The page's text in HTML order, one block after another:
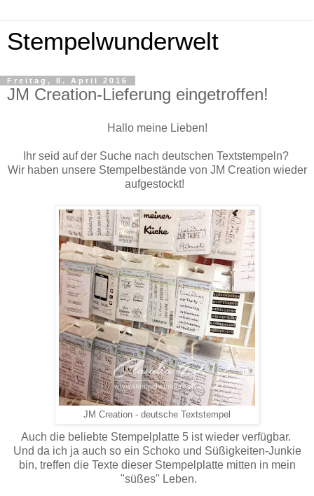
Stempelwunderwelt
Freitag, 8. April 2016
JM Creation-Lieferung eingetroffen!
Hallo meine Lieben!
Ihr seid auf der Suche nach deutschen Textstempeln?
Wir haben unsere Stempelbestände von JM Creation wieder
aufgestockt!
JM Creation - deutsche Textstempel
Auch die beliebte Stempelplatte 5 ist wieder verfügbar.
Und da ich ja auch so ein Schoko und Süßigkeiten-Junkie
bin, treffen die Texte dieser Stempelplatte mitten in mein
"süßes" Leben.